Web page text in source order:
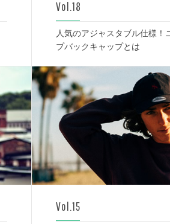
Vol.18
人気のアジャスタブル仕様！
プバックキャップとは
Vol.15